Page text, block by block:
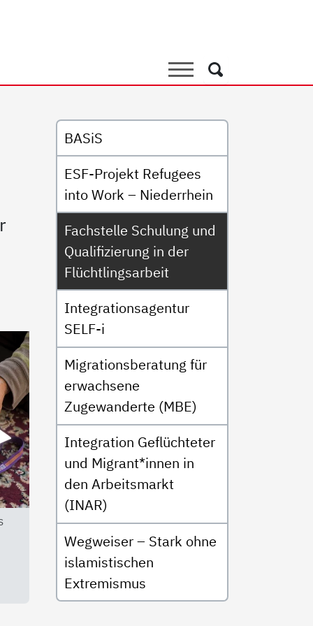
Suche
Suche
Untermenü
BASiS
ESF-Projekt Refugees
into Work – Niederrhein
Fachstelle Schulung und
Qualifizierung in der
Flüchtlingsarbeit
Integrationsagentur
SELF-i
Migrationsberatung für
erwachsene
Zugewanderte (MBE)
Integration Geflüchteter
und Migrant*innen in
den Arbeitsmarkt
(INAR)
Wegweiser – Stark ohne
islamistischen
Extremismus